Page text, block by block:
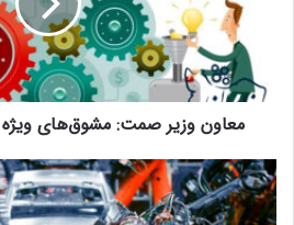
معاون وزیر صمت: مشوق‌های ویژه